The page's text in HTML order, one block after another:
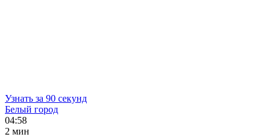
Узнать за 90 секунд
Белый город
04:58
2 мин